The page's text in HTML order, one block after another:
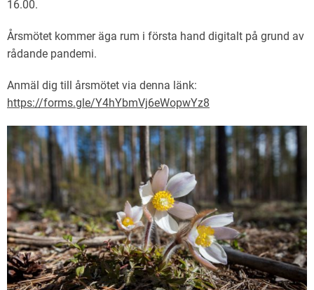
16.00.
Årsmötet kommer äga rum i första hand digitalt på grund av
rådande pandemi.
Anmäl dig till årsmötet via denna länk:
https://forms.gle/Y4hYbmVj6eWopwYz8